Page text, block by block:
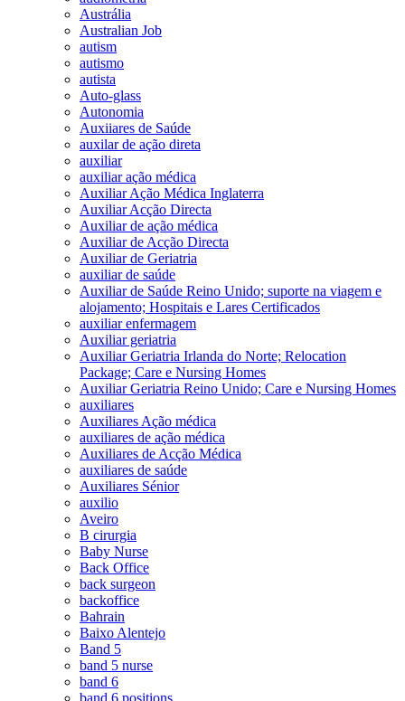
Austrália
Australian Job
autism
autismo
autista
Auto-glass
Autonomia
Auxiiares de Saúde
auxilar de ação direta
auxiliar
auxiliar ação médica
Auxiliar Ação Médica Inglaterra
Auxiliar Acção Directa
Auxiliar de ação médica
Auxiliar de Acção Directa
Auxiliar de Geriatria
auxiliar de saúde
Auxiliar de Saúde Reino Unido; suporte na viagem e
alojamento; Hospitais e Lares Certificados
auxiliar enfermagem
Auxiliar geriatria
Auxiliar Geriatria Irlanda do Norte; Relocation
Package; Care e Nursing Homes
Auxiliar Geriatria Reino Unido; Care e Nursing Homes
auxiliares
Auxiliares Ação médica
auxiliares de ação médica
Auxiliares de Acção Médica
auxiliares de saúde
Auxiliares Sénior
auxilio
Aveiro
B cirurgia
Baby Nurse
Back Office
back surgeon
backoffice
Bahrain
Baixo Alentejo
Band 5
band 5 nurse
band 6
band 6 positions